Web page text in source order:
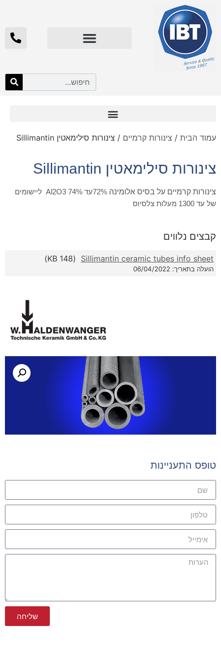
עמוד הבית / צינורות קרמיים / צינורות סילימאטין Sillimantin
צינורות סילימאטין Sillimantin
צינורות קרמיים על בסיס אלומינה 72%עד 74% Al 2O3
ליישומים
של עד 1300 מעלות צלסיוס
קבצים נלווים
Sillimantin ceramic tubes info sheet
(148 KB)
הועלה בתאריך: 06/04/2022
טופס התעניינות
שליחה